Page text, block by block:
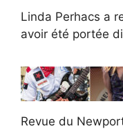
Linda Perhacs a
avoir été portée
Revue du